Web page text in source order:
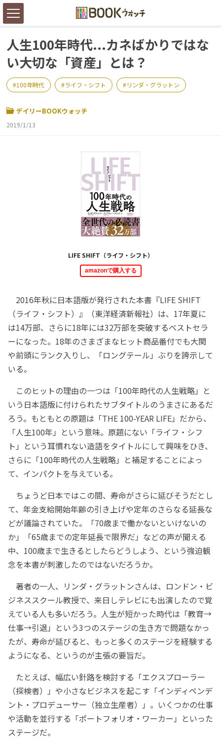
人生100年時代...カネばかりではな
い大切な「資産」とは？
100年時代 ライフ・シフト リンダ・グラットン
デイリーBOOKウォッチ
2019/1/13
LIFE SHIFT（ライフ・シフト）
amazonで購入する
2016年秋に日本語版が発行された本書『LIFE SHIFT
（ライフ・シフト）』（東洋経済新報社）は、17年夏に
は14万部、さらに18年には32万部を突破するベストセラ
ーになった。18年のさまざまなヒット商品番付でも大関
や前頭にランク入りし、「ロングテール」ぶりを誇示して
いる。
このヒットの理由の一つは「100年時代の人生戦略」と
いう日本語版に付けられたサブタイトルのうまさにあるだ
ろう。もともとの原題は「THE 100-YEAR LIFE」だから、
「人生100年」という意味。原題にない「ライフ・シフ
ト」という耳慣れない造語をタイトルにして興味をひき、
さらに「100年時代の人生戦略」と補足することによっ
て、インパクトを与えている。
ちょうど日本ではこの間、寿命がさらに延びそうだとし
て、年金支給開始年齢の引き上げや定年のさらなる延長な
どが議論されていた。「70歳まで働かないといけないの
か」「65歳までの定年延長で限界だ」などの声が聞える
中、100歳まで生きるとしたらどうしよう、という強迫観
念を本書が刺激したのではないだろうか。
著者の一人、リンダ・グラットンさんは、ロンドン・ビ
ジネススクール教授で、来日しテレビにも出演したので覚
えている人も多いだろう。人生が短かった時代は「教育→
仕事→引退」という3つのステージの生き方で問題なかっ
たが、寿命が延びると、もっと多くのステージを経験する
ようになる、というのが主張の要旨だ。
たとえば、幅広い針路を検討する「エクスプローラー
（探検者）」や小さなビジネスを起こす「インディペンデ
ント・プロデューサー（独立生産者）」。いくつかの仕事
や活動を並行する「ポートフォリオ・ワーカー」といった
ステージだ。